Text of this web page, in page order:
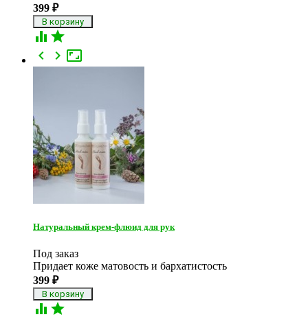
399 ₽
 

 
Натуральный крем-флюид для рук
Под заказ
Придает коже матовость и бархатистость
399 ₽
 